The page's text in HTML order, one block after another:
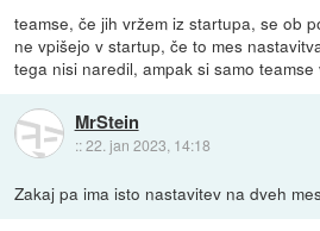
teamse, če jih vržem iz startupa, se ob
ne vpišejo v startup, če to mes
tega nisi naredil, ampak si samo
MrStein
::22. jan 2023, 14:18
Zakaj pa ima isto nastavitev na dveh